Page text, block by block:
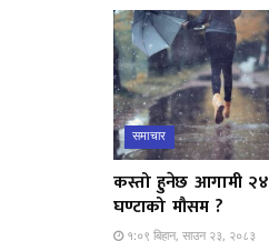
समाचार
कस्तो हुनेछ आगामी २४
घण्टाको मौसम ?
१:०९ बिहान, साउन २३, २०८३